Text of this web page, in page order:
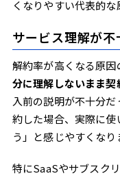
くなりやすい代表的な
サービス理解が
解約率が高くなる原因
分に理解しないまま
入前の説明が不十分
約した場合、実際に
う」と感じやすくなり
特にSaaSやサブスク